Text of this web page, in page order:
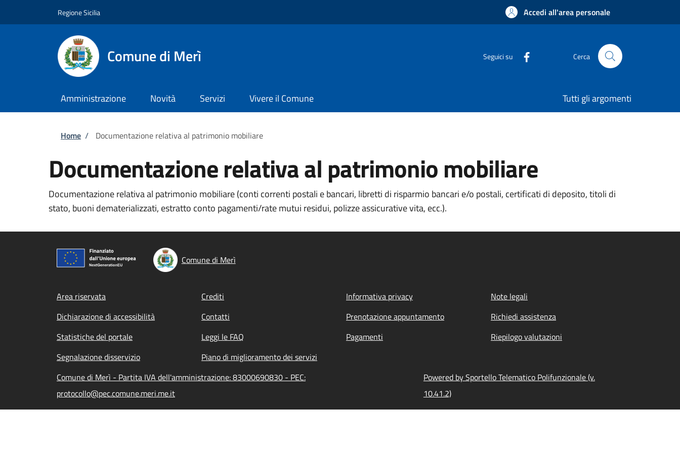
Regione Sicilia Accedi all'area personale
Comune di Merì Seguici su Cerca
Amministrazione Novità Servizi Vivere il Comune Tutti gli argomenti
Briciole di pane
Home / Documentazione relativa al patrimonio mobiliare
Documentazione relativa al patrimonio mobiliare
Documentazione relativa al patrimonio mobiliare (conti correnti postali e bancari, libretti di risparmio bancari e/o postali, certificati di deposito, titoli di
stato, buoni dematerializzati, estratto conto pagamenti/rate mutui residui, polizze assicurative vita, ecc.).
Comune di Merì
Footer menu
Area riservata Crediti Informativa privacy
Note legali
Dichiarazione di accessibilità
Contatti Prenotazione appuntamento
Richiedi assistenza
Statistiche del portale
Leggi le FAQ Pagamenti
Riepilogo valutazioni
Segnalazione disservizio
Piano di miglioramento dei servizi
Comune di Merì - Partita IVA dell'amministrazione: 83000690830 - PEC:
protocollo@pec.comune.meri.me.it
Powered by Sportello Telematico Polifunzionale (v.
10.41.2)